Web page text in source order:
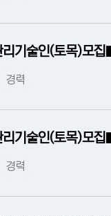
기술인(토목)모집■
경력
기술인(토목)모집■
경력